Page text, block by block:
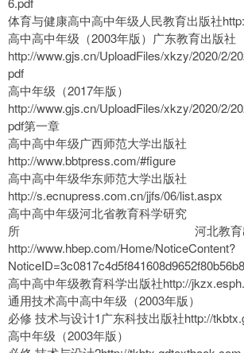
体育与健康高中高中年级人民教育出版社
高中高中年级（2003年版）广东教育出版社
http://www.gjs.cn/UploadFiles/xkzy/2020/2/
pdf
高中年级（2017年版）
http://www.gjs.cn/UploadFiles/xkzy/2020/2/
pdf第一章
高中高中年级广西师范大学出版社
http://www.bbtpress.com/#figure
高中高中年级华东师范大学出版社
http://s.ecnupress.com.cn/jjfs/06/list.aspx
高中高中年级河北省教育科学研究
所 河北教育出
http://www.hbep.com/Home/NoticeContent?
高中高中年级教育科学出版社http://
通用技术高中高中年级（2003年版）
必修 技术与设计1广东科技出版社http://
高中年级（2003年版）